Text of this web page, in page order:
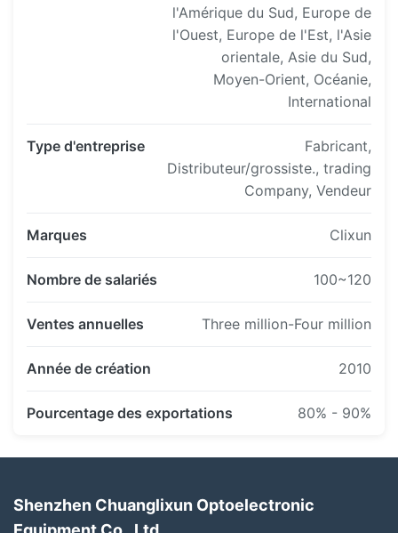
l'Amérique du Sud, Europe de
l'Ouest, Europe de l'Est, l'Asie
orientale, Asie du Sud,
Moyen-Orient, Océanie,
International
Type d'entreprise
Fabricant,
Distributeur/grossiste., trading
Company, Vendeur
Marques Clixun
Nombre de salariés 100~120
Ventes annuelles Three million-Four million
Année de création 2010
Pourcentage des exportations 80% - 90%
Shenzhen Chuanglixun Optoelectronic